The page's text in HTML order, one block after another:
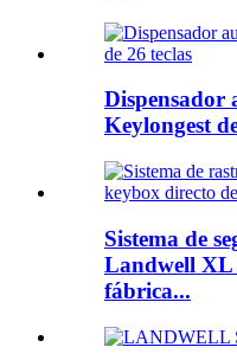
Dispensador
Keylongest
Sistema de
Landwell XL
fábrica...